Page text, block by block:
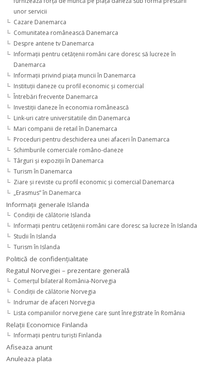
unor servicii
Cazare Danemarca
Comunitatea românească Danemarca
Despre antene tv Danemarca
Informaţii pentru cetăţenii români care doresc să lucreze în
Danemarca
Informaţii privind piaţa muncii în Danemarca
Instituţii daneze cu profil economic şi comercial
Întrebări frecvente Danemarca
Investiţii daneze în economia românească
Link-uri catre universitatiile din Danemarca
Mari companii de retail în Danemarca
Proceduri pentru deschiderea unei afaceri în Danemarca
Schimburile comerciale româno-daneze
Târguri şi expoziţii în Danemarca
Turism în Danemarca
Ziare şi reviste cu profil economic şi comercial Danemarca
„Erasmus” în Danemarca
Informaţii generale Islanda
Condiţii de călătorie Islanda
Informaţii pentru cetăţenii români care doresc sa lucreze în Islanda
Studii în Islanda
Turism în Islanda
Politică de confidențialitate
Regatul Norvegiei – prezentare generală
Comerţul bilateral România-Norvegia
Condiții de călătorie Norvegia
Indrumar de afaceri Norvegia
Lista companiilor norvegiene care sunt înregistrate în România
Relaţii Economice Finlanda
Informaţii pentru turişti Finlanda
Afiseaza anunt
Anuleaza plata